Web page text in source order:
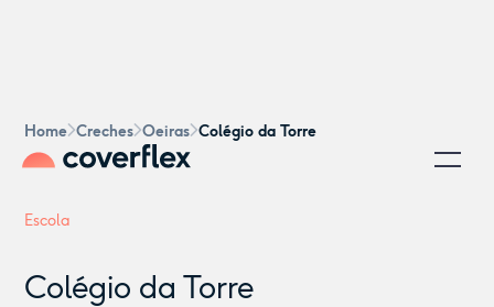
Home Creches Oeiras Colégio da Torre
Escola
Colégio da Torre